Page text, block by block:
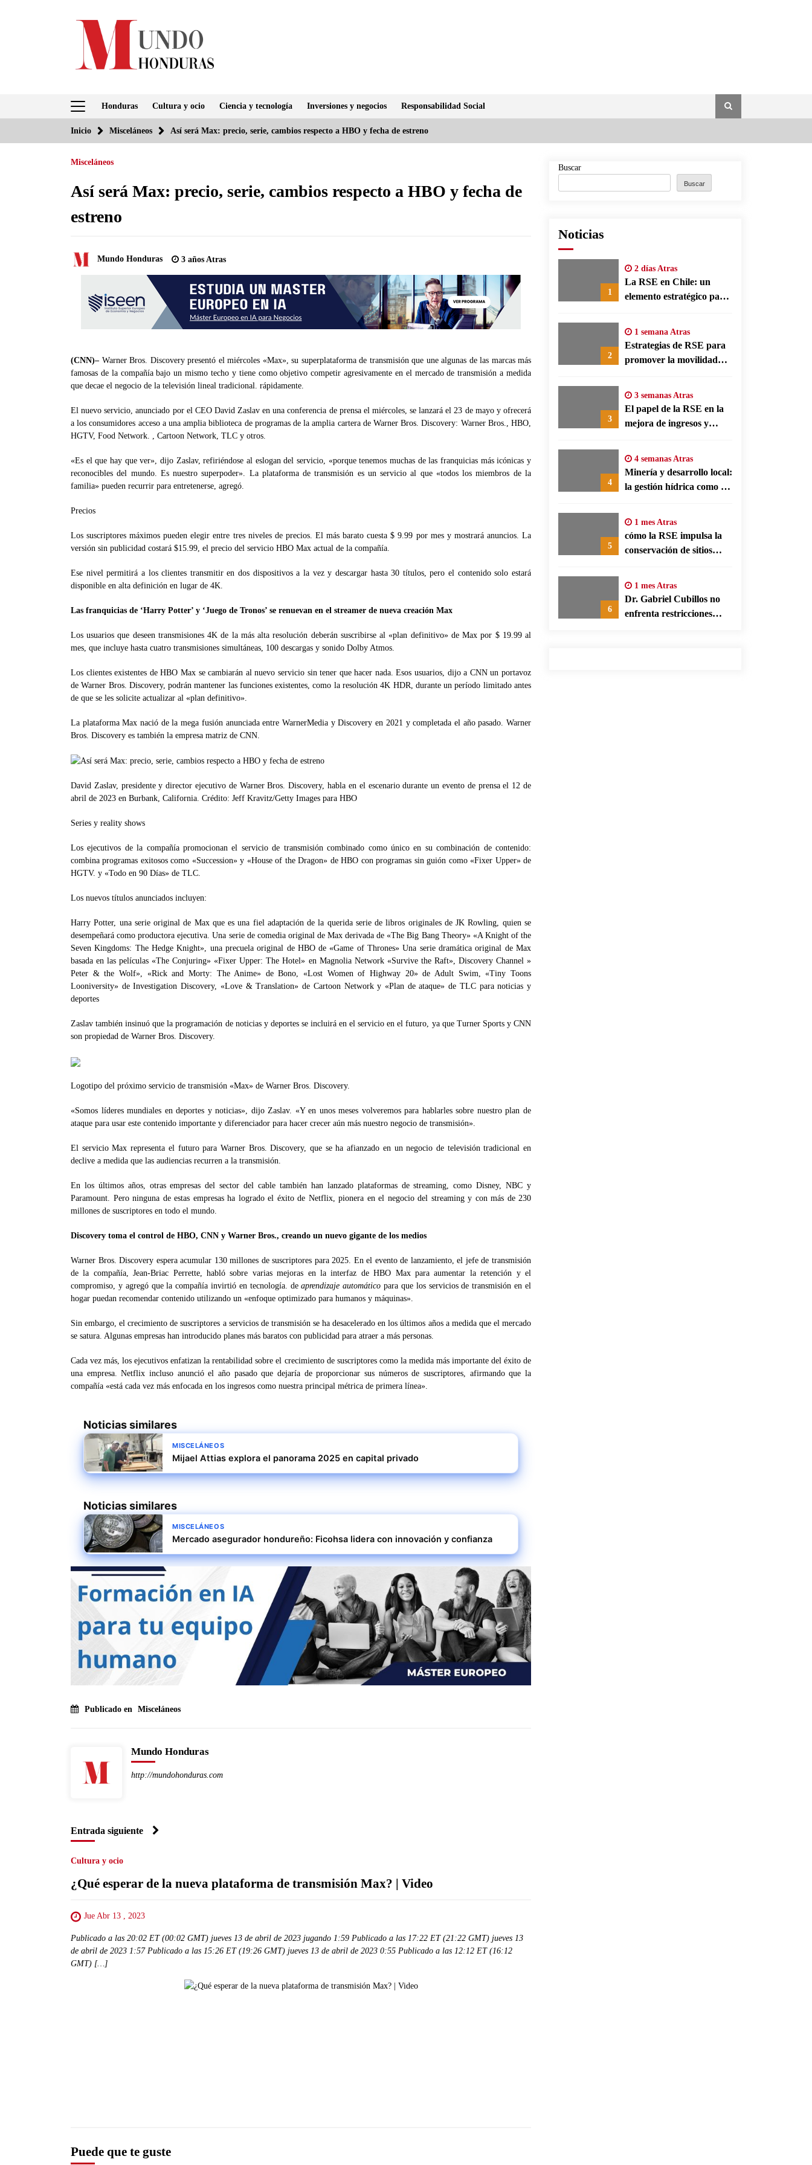
Honduras Cultura y ocio Ciencia y tecnología Inversiones y negocios Responsabilidad Social
Inicio Misceláneos Así será Max: precio, serie, cambios respecto a HBO y fecha de estreno
Misceláneos
Así será Max: precio, serie, cambios respecto a HBO y fecha de
estreno
Mundo Honduras 3 años Atras
(CNN)– Warner Bros. Discovery presentó el miércoles «Max», su superplataforma de transmisión que une algunas de las marcas más
famosas de la compañía bajo un mismo techo y tiene como objetivo competir agresivamente en el mercado de transmisión a medida
que decae el negocio de la televisión lineal tradicional. rápidamente.
El nuevo servicio, anunciado por el CEO David Zaslav en una conferencia de prensa el miércoles, se lanzará el 23 de mayo y ofrecerá
a los consumidores acceso a una amplia biblioteca de programas de la amplia cartera de Warner Bros. Discovery: Warner Bros., HBO,
HGTV, Food Network. , Cartoon Network, TLC y otros.
«Es el que hay que ver», dijo Zaslav, refiriéndose al eslogan del servicio, «porque tenemos muchas de las franquicias más icónicas y
reconocibles del mundo. Es nuestro superpoder». La plataforma de transmisión es un servicio al que «todos los miembros de la
familia» pueden recurrir para entretenerse, agregó.
Precios
Los suscriptores máximos pueden elegir entre tres niveles de precios. El más barato cuesta $ 9.99 por mes y mostrará anuncios. La
versión sin publicidad costará $15.99, el precio del servicio HBO Max actual de la compañía.
Ese nivel permitirá a los clientes transmitir en dos dispositivos a la vez y descargar hasta 30 títulos, pero el contenido solo estará
disponible en alta definición en lugar de 4K.
Las franquicias de ‘Harry Potter’ y ‘Juego de Tronos’ se renuevan en el streamer de nueva creación Max
Los usuarios que deseen transmisiones 4K de la más alta resolución deberán suscribirse al «plan definitivo» de Max por $ 19.99 al
mes, que incluye hasta cuatro transmisiones simultáneas, 100 descargas y sonido Dolby Atmos.
Los clientes existentes de HBO Max se cambiarán al nuevo servicio sin tener que hacer nada. Esos usuarios, dijo a CNN un portavoz
de Warner Bros. Discovery, podrán mantener las funciones existentes, como la resolución 4K HDR, durante un período limitado antes
de que se les solicite actualizar al «plan definitivo».
La plataforma Max nació de la mega fusión anunciada entre WarnerMedia y Discovery en 2021 y completada el año pasado. Warner
Bros. Discovery es también la empresa matriz de CNN.
David Zaslav, presidente y director ejecutivo de Warner Bros. Discovery, habla en el escenario durante un evento de prensa el 12 de
abril de 2023 en Burbank, California. Crédito: Jeff Kravitz/Getty Images para HBO
Series y reality shows
Los ejecutivos de la compañía promocionan el servicio de transmisión combinado como único en su combinación de contenido:
combina programas exitosos como «Succession» y «House of the Dragon» de HBO con programas sin guión como «Fixer Upper» de
HGTV. y «Todo en 90 Días» de TLC.
Los nuevos títulos anunciados incluyen:
Harry Potter, una serie original de Max que es una fiel adaptación de la querida serie de libros originales de JK Rowling, quien se
desempeñará como productora ejecutiva. Una serie de comedia original de Max derivada de «The Big Bang Theory» «A Knight of the
Seven Kingdoms: The Hedge Knight», una precuela original de HBO de «Game of Thrones» Una serie dramática original de Max
basada en las películas «The Conjuring» «Fixer Upper: The Hotel» en Magnolia Network «Survive the Raft», Discovery Channel »
Peter & the Wolf», «Rick and Morty: The Anime» de Bono, «Lost Women of Highway 20» de Adult Swim, «Tiny Toons
Looniversity» de Investigation Discovery, «Love & Translation» de Cartoon Network y «Plan de ataque» de TLC para noticias y
deportes
Zaslav también insinuó que la programación de noticias y deportes se incluirá en el servicio en el futuro, ya que Turner Sports y CNN
son propiedad de Warner Bros. Discovery.
Logotipo del próximo servicio de transmisión «Max» de Warner Bros. Discovery.
«Somos líderes mundiales en deportes y noticias», dijo Zaslav. «Y en unos meses volveremos para hablarles sobre nuestro plan de
ataque para usar este contenido importante y diferenciador para hacer crecer aún más nuestro negocio de transmisión».
El servicio Max representa el futuro para Warner Bros. Discovery, que se ha afianzado en un negocio de televisión tradicional en
declive a medida que las audiencias recurren a la transmisión.
En los últimos años, otras empresas del sector del cable también han lanzado plataformas de streaming, como Disney, NBC y
Paramount. Pero ninguna de estas empresas ha logrado el éxito de Netflix, pionera en el negocio del streaming y con más de 230
millones de suscriptores en todo el mundo.
Discovery toma el control de HBO, CNN y Warner Bros., creando un nuevo gigante de los medios
Warner Bros. Discovery espera acumular 130 millones de suscriptores para 2025. En el evento de lanzamiento, el jefe de transmisión
de la compañía, Jean-Briac Perrette, habló sobre varias mejoras en la interfaz de HBO Max para aumentar la retención y el
compromiso, y agregó que la compañía invirtió en tecnología. deaprendizaje automático para que los servicios de transmisión en el
hogar puedan recomendar contenido utilizando un «enfoque optimizado para humanos y máquinas».
Sin embargo, el crecimiento de suscriptores a servicios de transmisión se ha desacelerado en los últimos años a medida que el mercado
se satura. Algunas empresas han introducido planes más baratos con publicidad para atraer a más personas.
Cada vez más, los ejecutivos enfatizan la rentabilidad sobre el crecimiento de suscriptores como la medida más importante del éxito de
una empresa. Netflix incluso anunció el año pasado que dejaría de proporcionar sus números de suscriptores, afirmando que la
compañía «está cada vez más enfocada en los ingresos como nuestra principal métrica de primera línea».
Noticias similares
MISCELÁNEOS
Mijael Attias explora el panorama 2025 en capital privado
Noticias similares
MISCELÁNEOS
Mercado asegurador hondureño: Ficohsa lidera con innovación y confianza
Publicado en Misceláneos
Mundo Honduras
http://mundohonduras.com
Entrada siguiente
Cultura y ocio
¿Qué esperar de la nueva plataforma de transmisión Max? | Video
Jue Abr 13 , 2023
Publicado a las 20:02 ET (00:02 GMT) jueves 13 de abril de 2023 jugando 1:59 Publicado a las 17:22 ET (21:22 GMT) jueves 13
de abril de 2023 1:57 Publicado a las 15:26 ET (19:26 GMT) jueves 13 de abril de 2023 0:55 Publicado a las 12:12 ET (16:12
GMT) […]
Puede que te guste
Buscar
Buscar
Noticias
1
2 días Atras
La RSE en Chile: un
elemento estratégico para
2
1 semana Atras
Estrategias de RSE para
promover la movilidad
fabriles alemanes
3
3 semanas Atras
El papel de la RSE en la
mejora de ingresos y
4
4 semanas Atras
Minería y desarrollo local:
la gestión hídrica como eje
5
1 mes Atras
cómo la RSE impulsa la
conservación de sitios
6
1 mes Atras
Dr. Gabriel Cubillos no
enfrenta restricciones